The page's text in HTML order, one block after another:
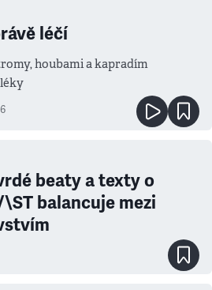
léčí
houbami a kapradím
beaty a texty o
balancuje mezi